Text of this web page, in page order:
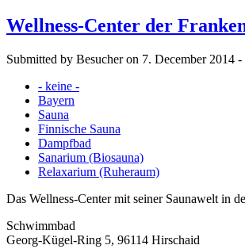
Wellness-Center der
Submitted by Besucher on 7. December 2014 -
- keine -
Bayern
Sauna
Finnische Sauna
Dampfbad
Sanarium (Biosauna)
Relaxarium (Ruheraum)
Das Wellness-Center mit seiner Saunawelt in
Schwimmbad
Georg-Kügel-Ring 5, 96114 Hirschaid